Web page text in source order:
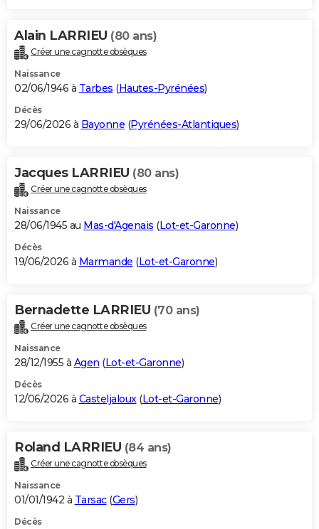
Alain LARRIEU (80 ans)
Créer une cagnotte obsèques
Naissance
02/06/1946 à Tarbes (Hautes-Pyrénées)
Décès
29/06/2026 à Bayonne (Pyrénées-Atlantiques)
Jacques LARRIEU (80 ans)
Créer une cagnotte obsèques
Naissance
28/06/1945 au Mas-d'Agenais (Lot-et-Garonne)
Décès
19/06/2026 à Marmande (Lot-et-Garonne)
Bernadette LARRIEU (70 ans)
Créer une cagnotte obsèques
Naissance
28/12/1955 à Agen (Lot-et-Garonne)
Décès
12/06/2026 à Casteljaloux(Lot-et-Garonne)
Roland LARRIEU (84 ans)
Créer une cagnotte obsèques
Naissance
01/01/1942 à Tarsac(Gers)
Décès